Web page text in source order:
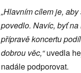
„Hlavním cílem je,
povedlo. Navíc, byť
přípravě koncertu
dobrou věc,“uvedla
nadále podporovat.